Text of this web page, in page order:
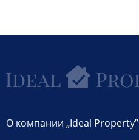
О компании „Ideal Property”